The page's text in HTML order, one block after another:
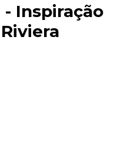
- Inspiração